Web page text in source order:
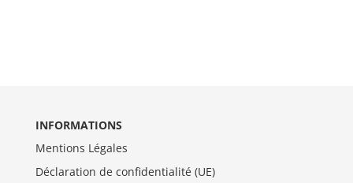
INFORMATIONS
Mentions Légales
Déclaration de confidentialité (UE)